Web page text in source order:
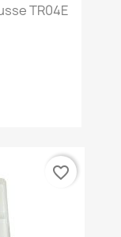
TR04E
favorite_border